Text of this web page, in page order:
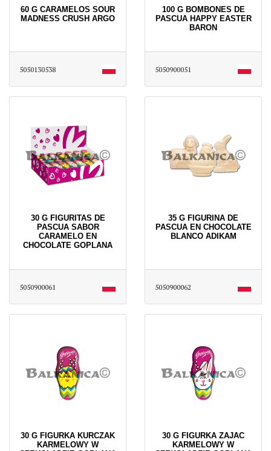
60 G CARAMELOS SOUR
MADNESS CRUSH ARGO
5050130538
100 G BOMBONES DE
PASCUA HAPPY EASTER
BARON
5050900051
30 G FIGURITAS DE
PASCUA SABOR
CARAMELO EN
CHOCOLATE GOPLANA
5050900061
35 G FIGURINA DE
PASCUA EN CHOCOLATE
BLANCO ADIKAM
5050900062
30 G FIGURKA KURCZAK
KARMELOWY W
30 G FIGURKA ZAJAC
KARMELOWY W